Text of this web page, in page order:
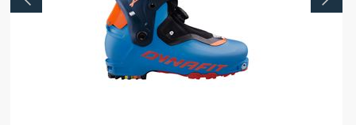
prev next